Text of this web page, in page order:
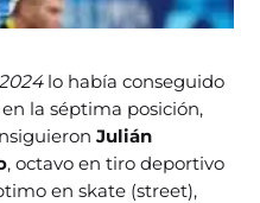
lo había conseguido
la séptima posición,
Julián
, octavo en tiro deportivo
en skate (street),